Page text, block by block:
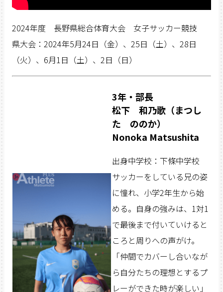
2024年度 長野県総合体育大会 女子サッカー競技
県大会：2024年5月24日（金）、25日（土）、28日
（火）、6月1日（土）、2日（日）
3年・部長
松下 和乃歌（まつし
た ののか）
Nonoka Matsushita
出身中学校：下條中学校
サッカーをしている兄の姿
に憧れ、小学2年生から始
める。自身の強みは、1対1
で最後まで付いていけると
ころと周りへの声がけ。
「仲間でカバーし合いなが
ら自分たちの理想とするプ
レーができた時が楽しい」